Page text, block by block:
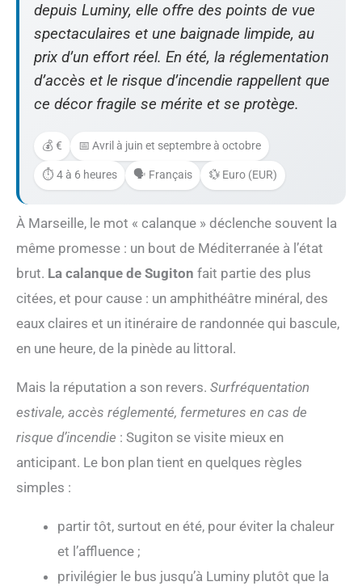
depuis Luminy, elle offre des points de vue
spectaculaires et une baignade limpide, au
prix d’un effort réel. En été, la réglementation
d’accès et le risque d’incendie rappellent que
ce décor fragile se mérite et se protège.
💰 € 📅 Avril à juin et septembre à octobre
⏱️ 4 à 6 heures 🗣️ Français 💱 Euro (EUR)
À Marseille, le mot « calanque » déclenche souvent la
même promesse : un bout de Méditerranée à l’état
brut. La calanque de Sugiton fait partie des plus
citées, et pour cause : un amphithéâtre minéral, des
eaux claires et un itinéraire de randonnée qui bascule,
en une heure, de la pinède au littoral.
Mais la réputation a son revers. Surfréquentation
estivale, accès réglementé, fermetures en cas de
risque d’incendie : Sugiton se visite mieux en
anticipant. Le bon plan tient en quelques règles
simples :
partir tôt, surtout en été, pour éviter la chaleur
et l’affluence ;
privilégier le bus jusqu’à Luminy plutôt que la